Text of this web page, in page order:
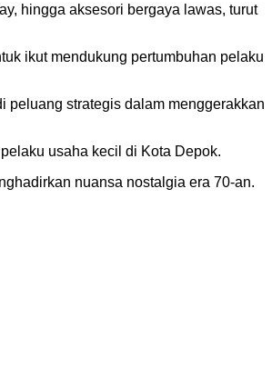
hingga aksesori bergaya lawas, turut
ikut mendukung pertumbuhan pelaku
peluang strategis dalam menggerakkan
usaha kecil di Kota Depok.
nuansa nostalgia era 70-an.